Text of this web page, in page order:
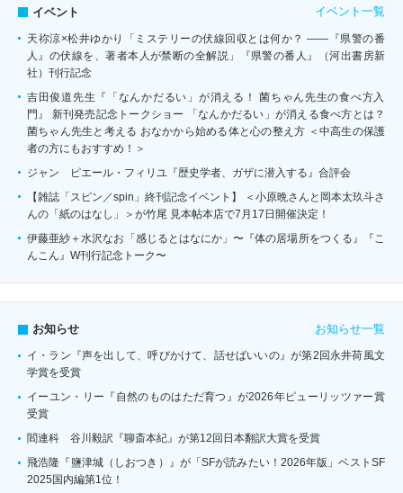
イベント イベント一覧
天祢涼×松井ゆかり「ミステリーの伏線回収とは何か？ ――『県警の番
人』の伏線を、著者本人が禁断の全解説」『県警の番人』（河出書房新
社）刊行記念
吉田俊道先生『「なんかだるい」が消える！ 菌ちゃん先生の食べ方入
門』 新刊発売記念トークショー 「なんかだるい」が消える食べ方とは？
菌ちゃん先生と考える おなかから始める体と心の整え方 ＜中高生の保護
者の方にもおすすめ！＞
ジャン゠ピエール・フィリユ『歴史学者、ガザに潜入する』合評会
【雑誌「スピン／spin」終刊記念イベント】 ＜小原晩さんと岡本太玖斗さ
んの「紙のはなし」＞が竹尾 見本帖本店で7月17日開催決定！
伊藤亜紗＋水沢なお「感じるとはなにか」〜『体の居場所をつくる』『こ
んこん』W刊行記念トーク〜
お知らせ お知らせ一覧
イ・ラン『声を出して、呼びかけて、話せばいいの』が第2回永井荷風文
学賞を受賞
イーユン・リー『自然のものはただ育つ』が2026年ピューリッツァー賞
受賞
閻連科 谷川毅訳『聊斎本紀』が第12回日本翻訳大賞を受賞
飛浩隆『鹽津城（しおつき）』が「SFが読みたい！2026年版」ベストSF
2025国内編第1位！